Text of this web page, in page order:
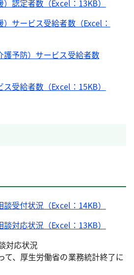
認定者数（Excel：13KB）
サービス受給者数（Excel：
護予防）サービス受給者数
受給者数（Excel：15KB）
受付状況（Excel：14KB）
対応状況（Excel：13KB）
対応状況
て、厚生労働省の業務統計終了に